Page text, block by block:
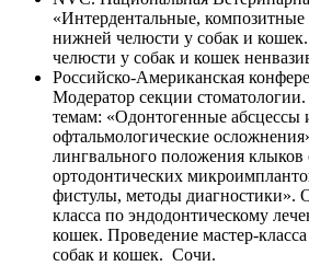
«Интердентальные,
нижней челюсти у собак и
челюсти у собак и кошек
Российско-Американская
Модератор секции
темам: «Одонтогенные абсцессы
офтальмологические
лингвального положения
ортодонтических
фистулы, методы диагностики».
класса по эндодонтическому
кошек. Проведение мастер-
собак и кошек. Сочи.